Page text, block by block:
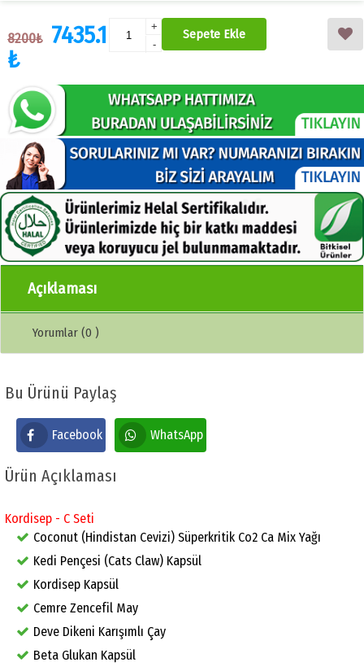
8200₺ 7435.1
₺
+
-
Sepete Ekle
Açıklaması
Yorumlar (0 )
Bu Ürünü Paylaş
Facebook WhatsApp
Ürün Açıklaması
Kordisep - C Seti
Coconut (Hindistan Cevizi) Süperkritik Co2 Ca Mix Yağı
Kedi Pençesi (Cats Claw) Kapsül
Kordisep Kapsül
Cemre Zencefil May
Deve Dikeni Karışımlı Çay
Beta Glukan Kapsül